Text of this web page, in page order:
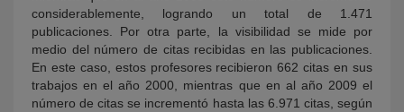
considerablemente, logrando un total de 1.471
publicaciones. Por otra parte, la visibilidad se mide por
medio del número de citas recibidas en las publicaciones.
En este caso, estos profesores recibieron 662 citas en sus
trabajos en el año 2000, mientras que en al año 2009 el
número de citas se incrementó hasta las 6.971 citas, según